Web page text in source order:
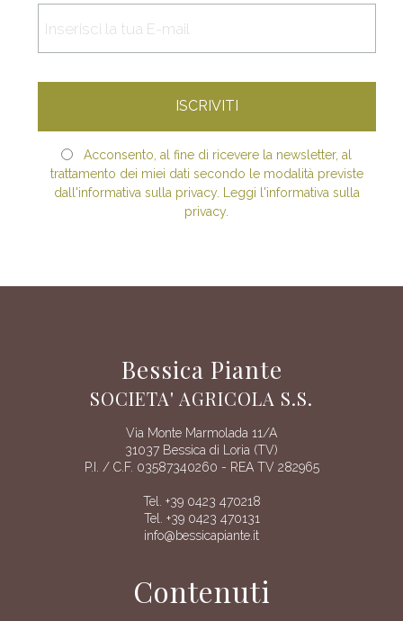
Acconsento, al fine di ricevere la newsletter, al
trattamento dei miei dati secondo le modalità previste
dall'informativa sulla privacy. Leggi l'informativa sulla
privacy.
Bessica Piante
SOCIETA' AGRICOLA S.S.
Via Monte Marmolada 11/A
31037 Bessica di Loria (TV)
P.I. / C.F. 03587340260 - REA TV 282965
Tel. +39 0423 470218
Tel. +39 0423 470131
info@bessicapiante.it
Contenuti